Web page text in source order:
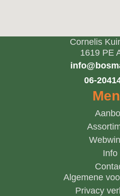
Cornelis
1619 PE
06-
Info
Algemene
Privacy